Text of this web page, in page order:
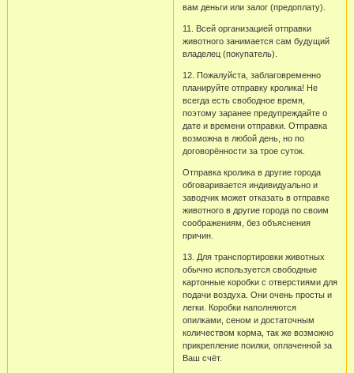
вам деньги или залог (предоплату).
11. Всей организацией отправки
животного занимается сам будущий
владелец (покупатель).
12. Пожалуйста, заблаговременно
планируйте отправку кролика! Не
всегда есть свободное время,
поэтому заранее предупреждайте о
дате и времени отправки. Отправка
возможна в любой день, но по
договорённости за трое суток.
Отправка кролика в другие города
обговаривается индивидуально и
заводчик может отказать в отправке
животного в другие города по своим
соображениям, без объяснения
причин.
13. Для транспортировки животных
обычно используется свободные
картонные коробки с отверстиями для
подачи воздуха. Они очень просты и
легки. Коробки наполняются
опилками, сеном и достаточным
количеством корма, так же возможно
прикрепление поилки, оплаченной за
Ваш счёт.